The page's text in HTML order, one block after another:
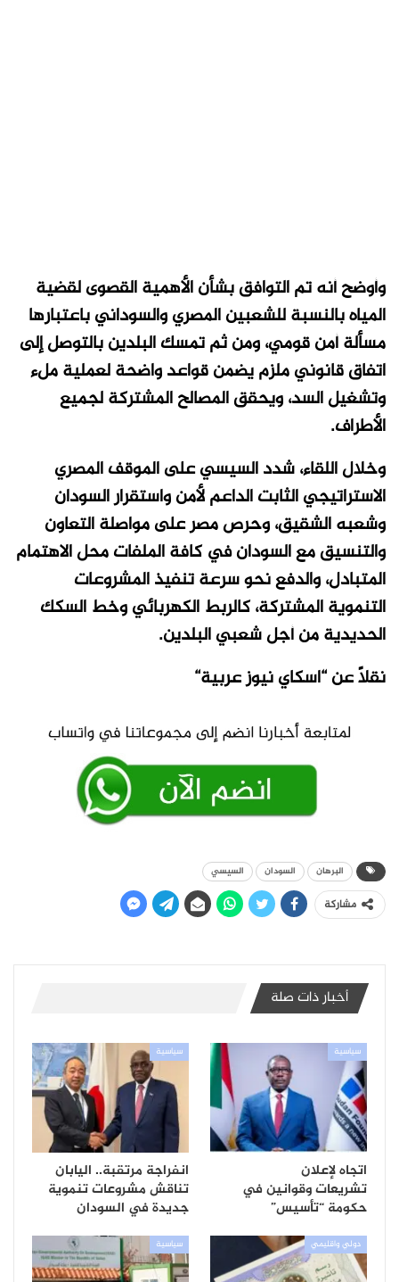
وأوضح أنه تم التوافق بشأن الأهمية القصوى لقضية
المياه بالنسبة للشعبين المصري والسوداني باعتبارها
مسألة أمن قومي، ومن ثم تمسك البلدين بالتوصل إلى
اتفاق قانوني ملزم يضمن قواعد واضحة لعملية ملء
وتشغيل السد، ويحقق المصالح المشتركة لجميع
الأطراف.
وخلال اللقاء، شدد السيسي على الموقف المصري
الاستراتيجي الثابت الداعم لأمن واستقرار السودان
وشعبه الشقيق، وحرص مصر على مواصلة التعاون
والتنسيق مع السودان في كافة الملفات محل الاهتمام
المتبادل، والدفع نحو سرعة تنفيذ المشروعات
التنموية المشتركة، كالربط الكهربائي وخط السكك
الحديدية من أجل شعبي البلدين.
نقلاً عن “اسكاي نيوز عربية“
البرهان السودان السيسي
مشاركة
أخبار ذات صلة
سياسية
اتجاه لإعلان
تشريعات وقوانين في
حكومة “تأسيس”
سياسية
انفراجة مرتقبة.. اليابان
تناقش مشروعات تنموية
جديدة في السودان
دولي واقليمي سياسية